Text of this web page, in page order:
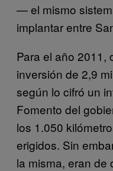
— el mismo
implantar entre
Para el año 2011,
inversión de 2,9
según lo cifró un
Fomento del
los 1.050
erigidos. Sin
la misma, eran de